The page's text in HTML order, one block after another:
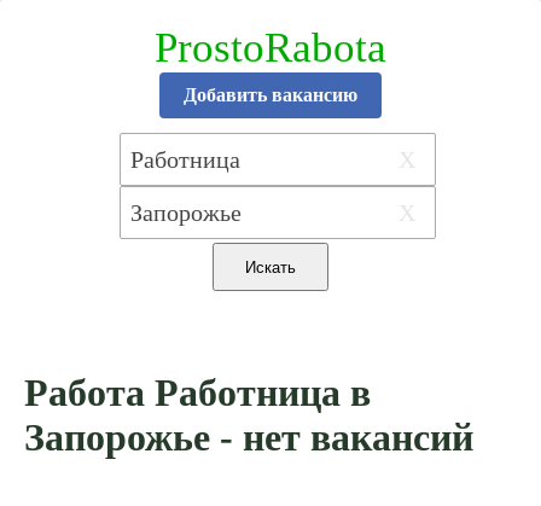
ProstoRabota
Добавить вакансию
X
X
Работа Работница в
Запорожье - нет вакансий